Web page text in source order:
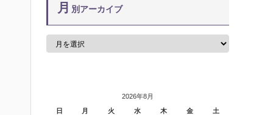
月 別アーカイブ
2026年8月
日
月 火 水 木 金 土